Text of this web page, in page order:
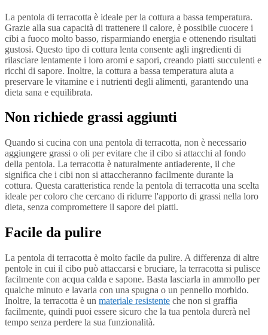
La pentola di terracotta è ideale per la cottura a bassa temperatura.
Grazie alla sua capacità di trattenere il calore, è possibile cuocere i
cibi a fuoco molto basso, risparmiando energia e ottenendo risultati
gustosi. Questo tipo di cottura lenta consente agli ingredienti di
rilasciare lentamente i loro aromi e sapori, creando piatti succulenti e
ricchi di sapore. Inoltre, la cottura a bassa temperatura aiuta a
preservare le vitamine e i nutrienti degli alimenti, garantendo una
dieta sana e equilibrata.
Non richiede grassi aggiunti
Quando si cucina con una pentola di terracotta, non è necessario
aggiungere grassi o oli per evitare che il cibo si attacchi al fondo
della pentola. La terracotta è naturalmente antiaderente, il che
significa che i cibi non si attaccheranno facilmente durante la
cottura. Questa caratteristica rende la pentola di terracotta una scelta
ideale per coloro che cercano di ridurre l'apporto di grassi nella loro
dieta, senza compromettere il sapore dei piatti.
Facile da pulire
La pentola di terracotta è molto facile da pulire. A differenza di altre
pentole in cui il cibo può attaccarsi e bruciare, la terracotta si pulisce
facilmente con acqua calda e sapone. Basta lasciarla in ammollo per
qualche minuto e lavarla con una spugna o un pennello morbido.
Inoltre, la terracotta è un materiale resistente che non si graffia
facilmente, quindi puoi essere sicuro che la tua pentola durerà nel
tempo senza perdere la sua funzionalità.